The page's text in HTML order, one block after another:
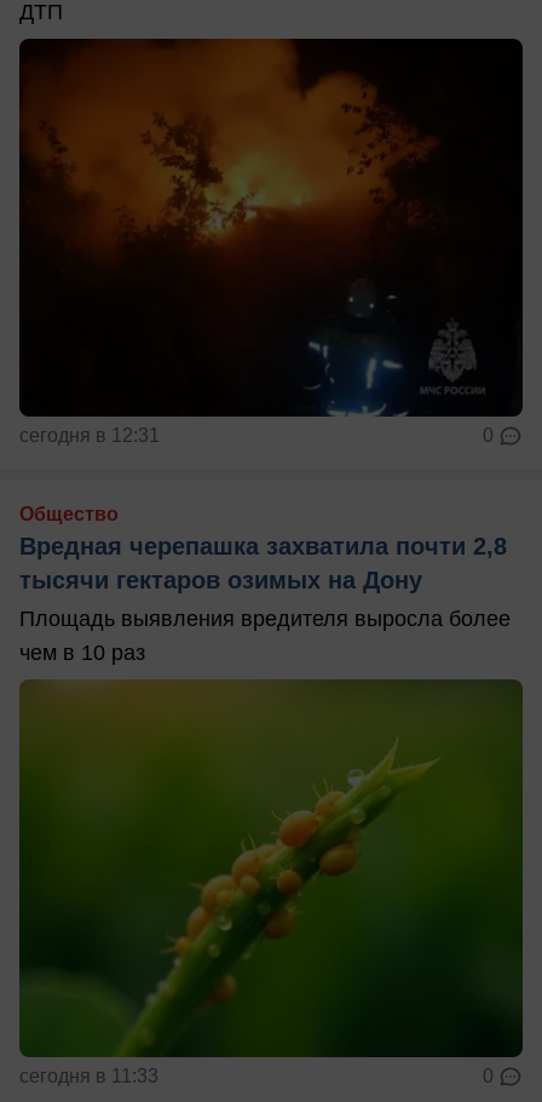
ДТП
сегодня в 12:31 0
Общество
Вредная черепашка захватила почти 2,8
тысячи гектаров озимых на Дону
Площадь выявления вредителя выросла более
чем в 10 раз
сегодня в 11:33 0